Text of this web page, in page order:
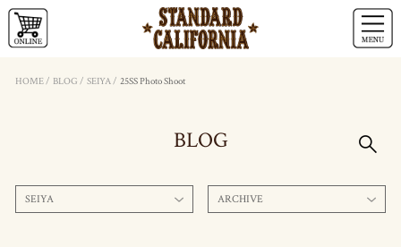
HOME/ BLOG / SEIYA/ 25SS Photo Shoot
BLOG
SEIYA ARCHIVE